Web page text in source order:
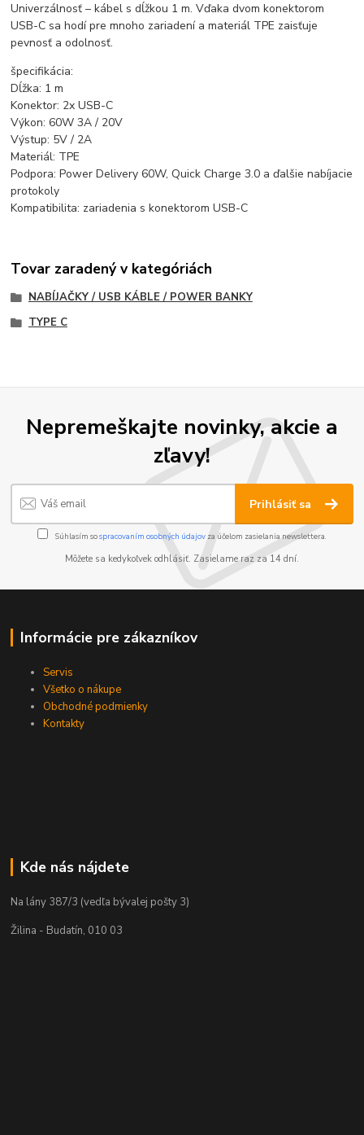
Univerzálnosť – kábel s dĺžkou 1 m. Vďaka dvom konektorom
USB-C sa hodí pre mnoho zariadení a materiál TPE zaisťuje
pevnosť a odolnosť.
špecifikácia:
Dĺžka: 1 m
Konektor: 2x USB-C
Výkon: 60W 3A / 20V
Výstup: 5V / 2A
Materiál: TPE
Podpora: Power Delivery 60W, Quick Charge 3.0 a ďalšie nabíjacie
protokoly
Kompatibilita: zariadenia s konektorom USB-C
Tovar zaradený v kategóriách
NABÍJAČKY / USB KÁBLE / POWER BANKY
TYPE C
Nepremeškajte novinky, akcie a
zľavy!
Prihlásiť sa
Súhlasím sospracovaním osobných údajov za účelom zasielania newslettera.
Môžete sa kedykoľvek odhlásiť. Zasielame raz za 14 dní.
Informácie pre zákazníkov
Servis
Všetko o nákupe
Obchodné podmienky
Kontakty
Kde nás nájdete
Na lány 387/3 (vedľa bývalej pošty 3)
Žilina - Budatín, 010 03